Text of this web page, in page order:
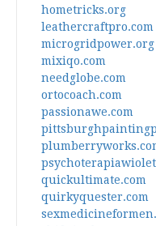
hometricks.org
leathercraftpro.com
microgridpower.org
mixiqo.com
needglobe.com
ortocoach.com
passionawe.com
quickultimate.com
quirkyquester.com